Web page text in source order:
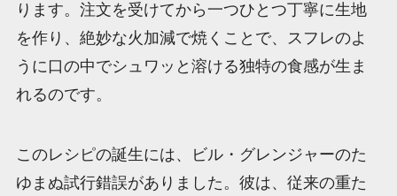
ります。注文を受けてから一つひとつ丁寧に生地
を作り、絶妙な火加減で焼くことで、スフレのよ
うに口の中でシュワッと溶ける独特の食感が生ま
れるのです。
このレシピの誕生には、ビル・グレンジャーのた
ゆまぬ試行錯誤がありました。彼は、従来の重た